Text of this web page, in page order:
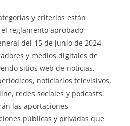
y criterios están
reglamento aprobado
del 15 de junio de 2024,
y medios digitales de
sitios web de noticias,
noticiarios televisivos,
redes sociales y podcasts.
las aportaciones
públicas y privadas que